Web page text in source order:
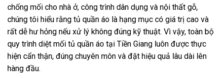
chống mối cho nhà ở, công trình dân dụng và nội thất gỗ,
chúng tôi hiểu rằng tủ quần áo là hạng mục có giá trị cao và
rất dễ hư hỏng nếu xử lý không đúng kỹ thuật. Vì vậy, toàn bộ
quy trình diệt mối tủ quần áo tại Tiền Giang luôn được thực
hiện cẩn thận, đúng chuyên môn và đặt hiệu quả lâu dài lên
hàng đầu.